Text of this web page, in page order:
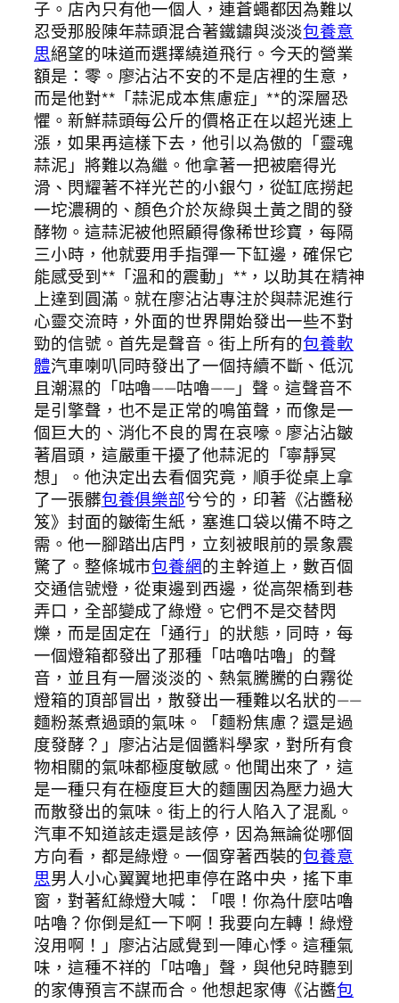
子。店內只有他一個人，連蒼蠅都因為難以
忍受那股陳年蒜頭混合著鐵鏽與淡淡包養意
思絕望的味道而選擇繞道飛行。今天的營業
額是：零。廖沾沾不安的不是店裡的生意，
而是他對**「蒜泥成本焦慮症」**的深層恐
懼。新鮮蒜頭每公斤的價格正在以超光速上
漲，如果再這樣下去，他引以為傲的「靈魂
蒜泥」將難以為繼。他拿著一把被磨得光
滑、閃耀著不祥光芒的小銀勺，從缸底撈起
一坨濃稠的、顏色介於灰綠與土黃之間的發
酵物。這蒜泥被他照顧得像稀世珍寶，每隔
三小時，他就要用手指彈一下缸邊，確保它
能感受到**「溫和的震動」**，以助其在精神
上達到圓滿。就在廖沾沾專注於與蒜泥進行
心靈交流時，外面的世界開始發出一些不對
勁的信號。首先是聲音。街上所有的包養軟
體汽車喇叭同時發出了一個持續不斷、低沉
且潮濕的「咕嚕——咕嚕——」聲。這聲音不
是引擎聲，也不是正常的鳴笛聲，而像是一
個巨大的、消化不良的胃在哀嚎。廖沾沾皺
著眉頭，這嚴重干擾了他蒜泥的「寧靜冥
想」。他決定出去看個究竟，順手從桌上拿
了一張髒包養俱樂部兮兮的，印著《沾醬秘
笈》封面的皺衛生紙，塞進口袋以備不時之
需。他一腳踏出店門，立刻被眼前的景象震
驚了。整條城市包養網的主幹道上，數百個
交通信號燈，從東邊到西邊，從高架橋到巷
弄口，全部變成了綠燈。它們不是交替閃
爍，而是固定在「通行」的狀態，同時，每
一個燈箱都發出了那種「咕嚕咕嚕」的聲
音，並且有一層淡淡的、熱氣騰騰的白霧從
燈箱的頂部冒出，散發出一種難以名狀的——
麵粉蒸煮過頭的氣味。「麵粉焦慮？還是過
度發酵？」廖沾沾是個醬料學家，對所有食
物相關的氣味都極度敏感。他聞出來了，這
是一種只有在極度巨大的麵團因為壓力過大
而散發出的氣味。街上的行人陷入了混亂。
汽車不知道該走還是該停，因為無論從哪個
方向看，都是綠燈。一個穿著西裝的包養意
思男人小心翼翼地把車停在路中央，搖下車
窗，對著紅綠燈大喊：「喂！你為什麼咕嚕
咕嚕？你倒是紅一下啊！我要向左轉！綠燈
沒用啊！」廖沾沾感覺到一陣心悸。這種氣
味，這種不祥的「咕嚕」聲，與他兒時聽到
的家傳預言不謀而合。他想起家傳《沾醬包